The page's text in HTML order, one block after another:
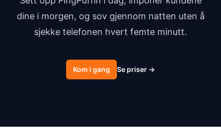
dine i morgen, og sov gjennom natten uten å
sjekke telefonen hvert femte minutt.
Kom i gang Se priser →